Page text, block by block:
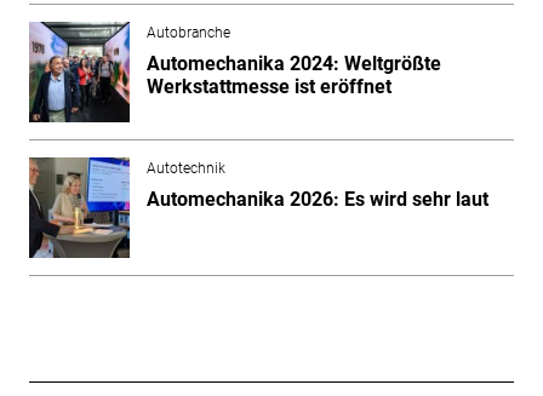
Autobranche
Automechanika 2024: Weltgrößte
Werkstattmesse ist eröffnet
Autotechnik
Automechanika 2026: Es wird sehr laut